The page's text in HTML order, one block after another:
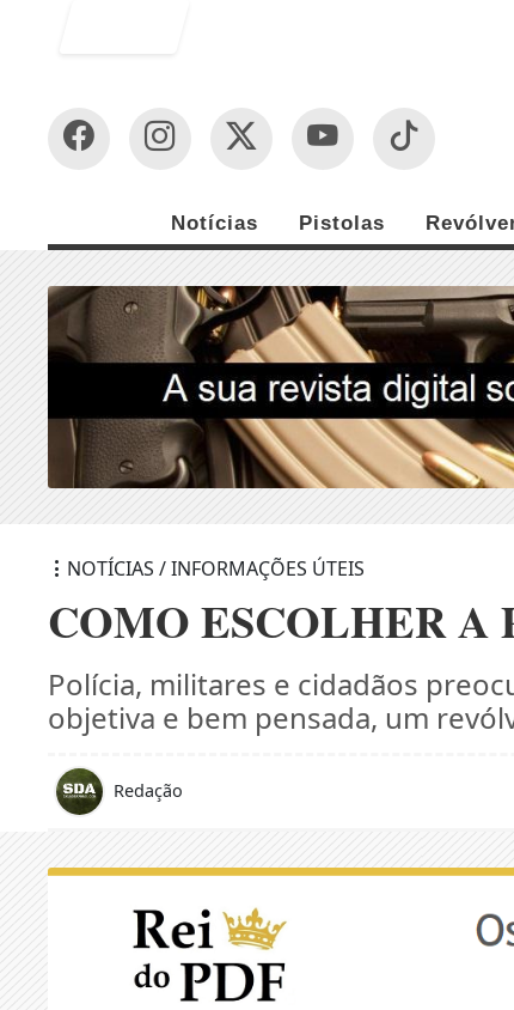
Notícias Pistolas
NOTÍCIAS / INFORMAÇÕES ÚTEIS
COMO ESCOLHER A
Polícia, militares e cidadãos
objetiva e bem pensada, um
Redação